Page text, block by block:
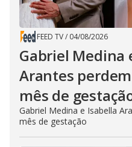
FEED TV/ 04/08/2026
Gabriel Medina
Arantes
mês de
Gabriel Medina e Isabella
mês de gestação